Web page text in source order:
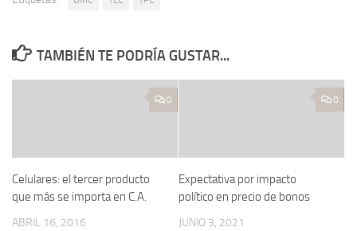
TAMBIÉN TE PODRÍA GUSTAR...
0
Celulares: el tercer producto
que más se importa en C.A.
ABRIL 16, 2016
0
Expectativa por impacto
político en precio de bonos
JUNIO 3, 2021